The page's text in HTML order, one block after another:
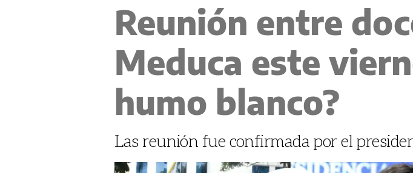
Reunión entre
Meduca este
humo blanco?
Las reunión fue confirmada por el